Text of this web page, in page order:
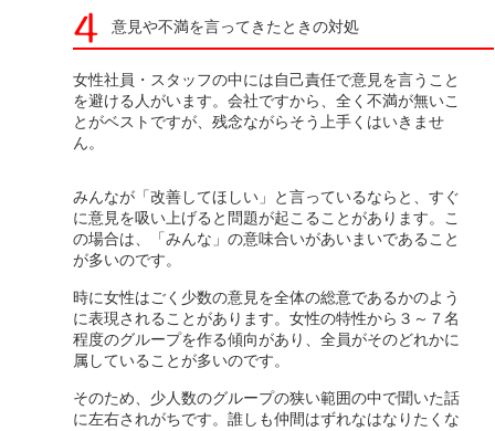
意見や不満を言ってきたときの対処
女性社員・スタッフの中には自己責任で意見を言うこと
を避ける人がいます。会社ですから、全く不満が無いこ
とがベストですが、残念ながらそう上手くはいきませ
ん。
みんなが「改善してほしい」と言っているならと、すぐ
に意見を吸い上げると問題が起こることがあります。こ
の場合は、「みんな」の意味合いがあいまいであること
が多いのです。
時に女性はごく少数の意見を全体の総意であるかのよう
に表現されることがあります。女性の特性から３～７名
程度のグループを作る傾向があり、全員がそのどれかに
属していることが多いのです。
そのため、少人数のグループの狭い範囲の中で聞いた話
に左右されがちです。誰しも仲間はずれなはなりたくな